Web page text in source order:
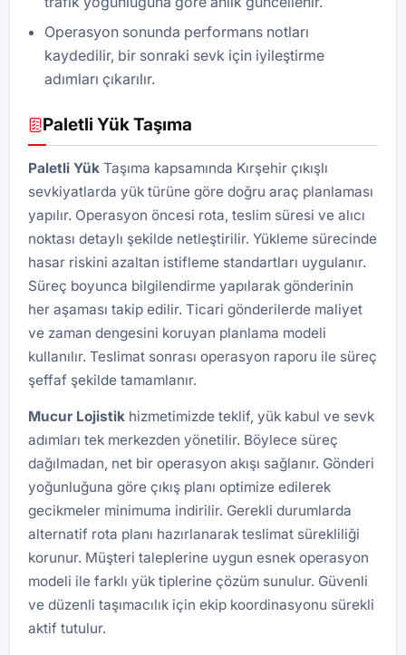
Operasyon sonunda performans notları
kaydedilir, bir sonraki sevk için iyileştirme
adımları çıkarılır.
Paletli Yük Taşıma
Paletli Yük Taşıma kapsamında Kırşehir çıkışlı
sevkiyatlarda yük türüne göre doğru araç planlaması
yapılır. Operasyon öncesi rota, teslim süresi ve alıcı
noktası detaylı şekilde netleştirilir. Yükleme sürecinde
hasar riskini azaltan istifleme standartları uygulanır.
Süreç boyunca bilgilendirme yapılarak gönderinin
her aşaması takip edilir. Ticari gönderilerde maliyet
ve zaman dengesini koruyan planlama modeli
kullanılır. Teslimat sonrası operasyon raporu ile süreç
şeffaf şekilde tamamlanır.
Mucur Lojistik hizmetimizde teklif, yük kabul ve sevk
adımları tek merkezden yönetilir. Böylece süreç
dağılmadan, net bir operasyon akışı sağlanır. Gönderi
yoğunluğuna göre çıkış planı optimize edilerek
gecikmeler minimuma indirilir. Gerekli durumlarda
alternatif rota planı hazırlanarak teslimat sürekliliği
korunur. Müşteri taleplerine uygun esnek operasyon
modeli ile farklı yük tiplerine çözüm sunulur. Güvenli
ve düzenli taşımacılık için ekip koordinasyonu sürekli
aktif tutulur.